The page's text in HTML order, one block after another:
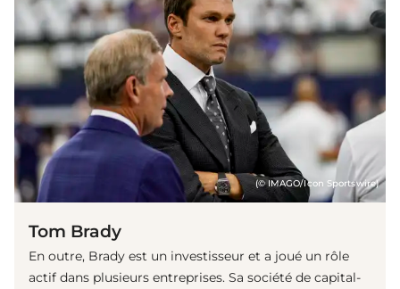
(© IMAGO/Icon Sportswire)
Tom Brady
En outre, Brady est un investisseur et a joué un rôle
actif dans plusieurs entreprises. Sa société de capital-